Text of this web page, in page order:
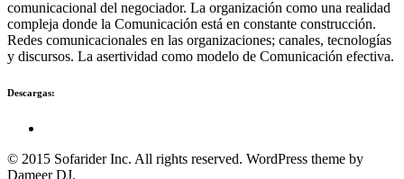
comunicacional del negociador. La organización como una realidad
compleja donde la Comunicación está en constante construcción.
Redes comunicacionales en las organizaciones; canales, tecnologías
y discursos. La asertividad como modelo de Comunicación efectiva.
Descargas:
© 2015 Sofarider Inc. All rights reserved. WordPress theme by
Dameer DJ.